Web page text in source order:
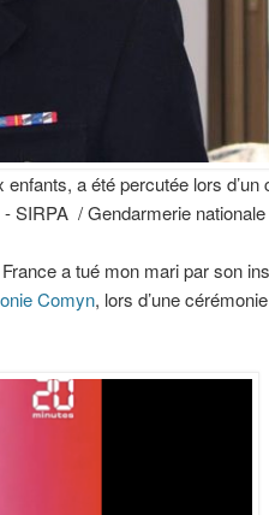
a été percutée lors d’un
SIRPA / Gendarmerie nationale
a tué mon mari par son
Comyn, lors d’une